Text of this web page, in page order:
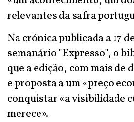
relevantes da safra
Na crónica publicada a 17
semanário "Expresso", o
que a edição, com mais de
e proposta a um «preço
conquistar «a visibilidade
merece».